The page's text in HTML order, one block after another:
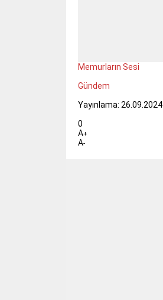
Memurların Sesi
Gündem
Yayınlama: 26.09.2024
0
A+
A-